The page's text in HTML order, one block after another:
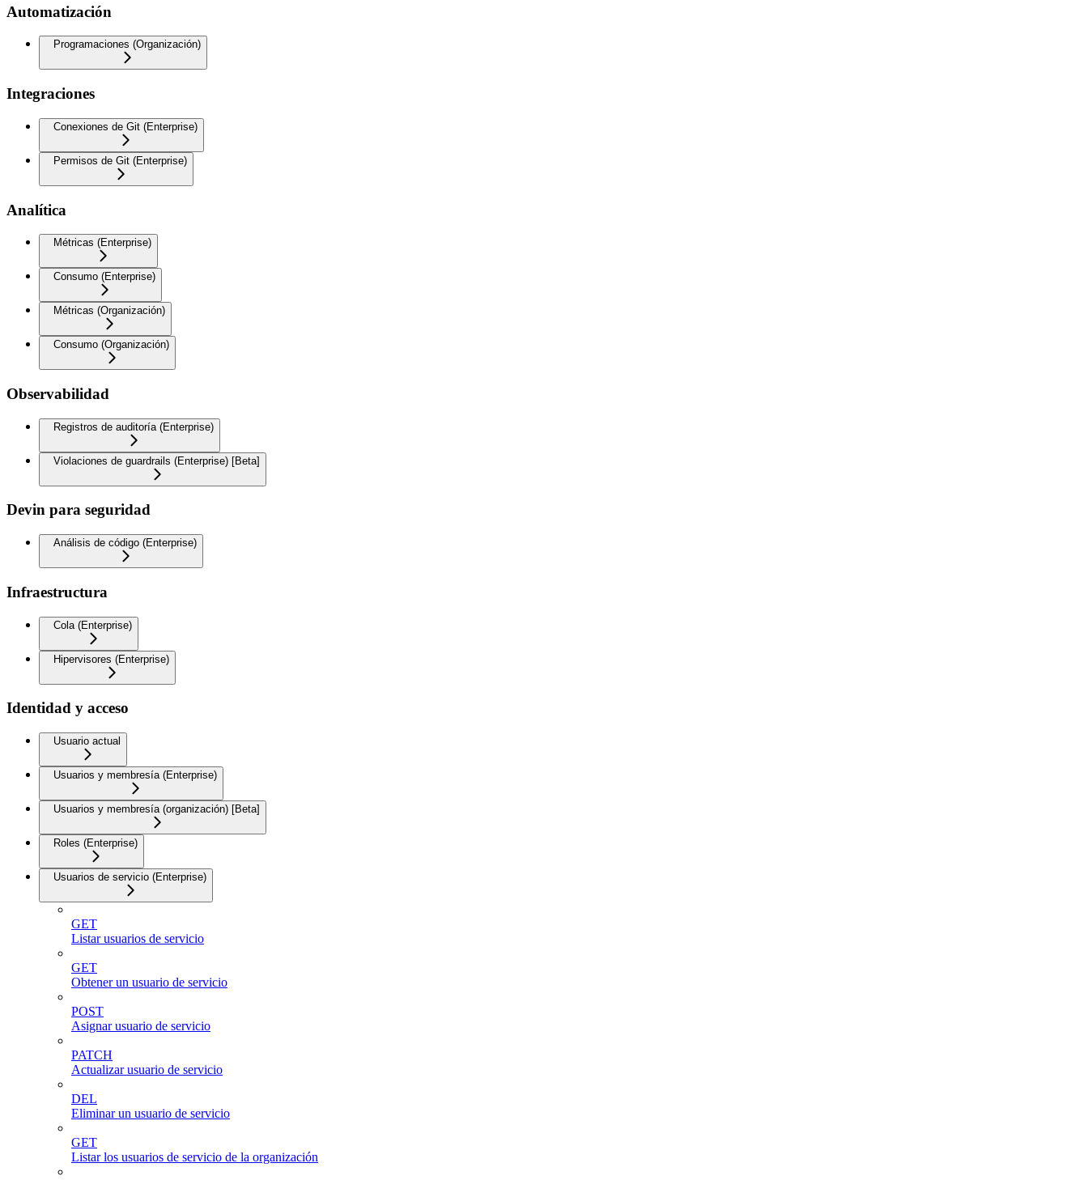
Automatización
Programaciones (Organización)
Integraciones
Conexiones de Git (Enterprise)
Permisos de Git (Enterprise)
Analítica
Métricas (Enterprise)
Consumo (Enterprise)
Métricas (Organización)
Consumo (Organización)
Observabilidad
Registros de auditoría (Enterprise)
Violaciones de guardrails (Enterprise) [Beta]
Devin para seguridad
Análisis de código (Enterprise)
Infraestructura
Cola (Enterprise)
Hipervisores (Enterprise)
Identidad y acceso
Usuario actual
Usuarios y membresía (Enterprise)
Usuarios y membresía (organización) [Beta]
Roles (Enterprise)
Usuarios de servicio (Enterprise)
GET
Listar usuarios de servicio
GET
Obtener un usuario de servicio
POST
Asignar usuario de servicio
PATCH
Actualizar usuario de servicio
DEL
Eliminar un usuario de servicio
GET
Listar los usuarios de servicio de la organización